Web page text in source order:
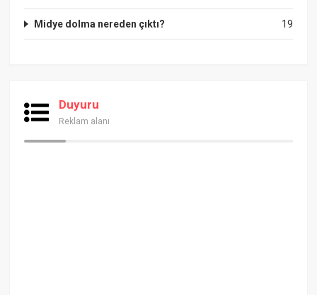
19
Midye dolma nereden çıktı?
Duyuru
Reklam alanı